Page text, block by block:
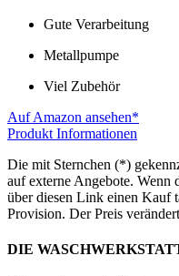
Gute Verarbeitung
Metallpumpe
Viel Zubehör
Auf Amazon ansehen*
Produkt Informationen
Die mit Sternchen (*)
auf externe Angebote.
über diesen Link einen Kauf
Provision. Der Preis
DIE